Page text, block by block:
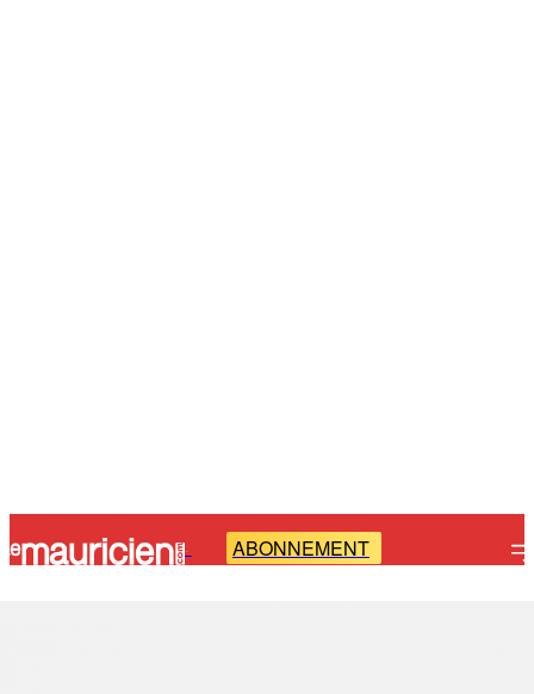
- ABONNEMENT